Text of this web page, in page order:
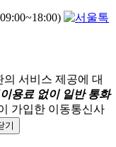
의 서비스 제공에 대
용료 없이 일반 통화
가입한 이동통신사
기